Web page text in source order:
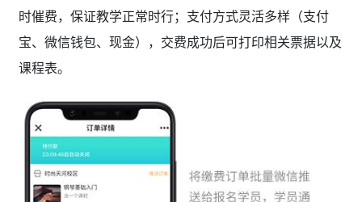
时催费，保证教学正常时行；支付方式灵活多样（支付
宝、微信钱包、现金），交费成功后可打印相关票据以及
课程表。